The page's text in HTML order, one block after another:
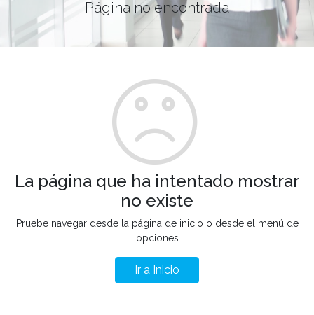
Página no encontrada
La página que ha intentado mostrar
no existe
Pruebe navegar desde la página de inicio o desde el menú de
opciones
Ir a Inicio